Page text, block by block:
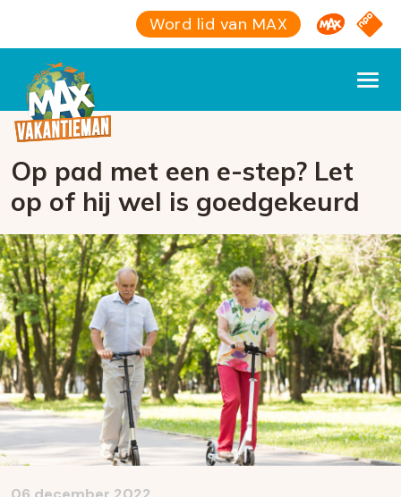
Word lid van MAX Omroep
NPO
Op pad met een e-step? Let
op of hij wel is goedgekeurd